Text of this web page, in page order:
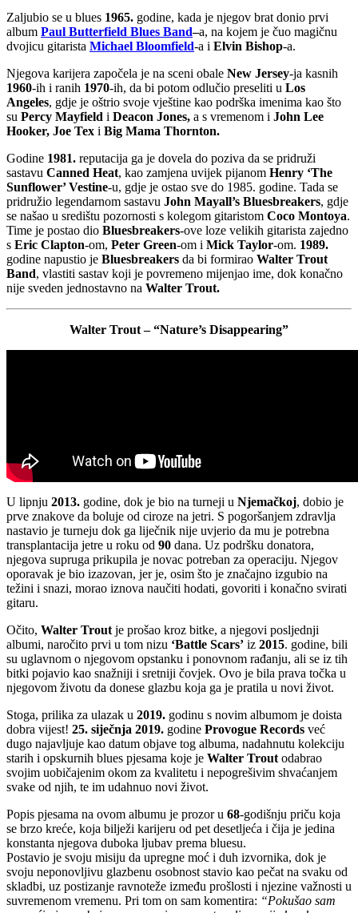
Zaljubio se u blues 1965. godine, kada je njegov brat donio prvi
album Paul Butterfield Blues Band–a, na kojem je čuo magičnu
dvojicu gitarista Michael Bloomfield-a i Elvin Bishop-a.
Njegova karijera započela je na sceni obale New Jersey-ja kasnih
1960-ih i ranih 1970-ih, da bi potom odlučio preseliti u Los
Angeles, gdje je oštrio svoje vještine kao podrška imenima kao što
su Percy Mayfield i Deacon Jones, a s vremenom i John Lee
Hooker, Joe Tex i Big Mama Thornton.
Godine 1981. reputacija ga je dovela do poziva da se pridruži
sastavu Canned Heat, kao zamjena uvijek pijanom Henry ‘The
Sunflower’ Vestine-u, gdje je ostao sve do 1985. godine. Tada se
pridružio legendarnom sastavu John Mayall’s Bluesbreakers, gdje
se našao u središtu pozornosti s kolegom gitaristom Coco Montoya.
Time je postao dio Bluesbreakers-ove loze velikih gitarista zajedno
s Eric Clapton-om, Peter Green-om i Mick Taylor-om. 1989.
godine napustio je Bluesbreakers da bi formirao Walter Trout
Band, vlastiti sastav koji je povremeno mijenjao ime, dok konačno
nije sveden jednostavno na Walter Trout.
Walter Trout – “Nature’s Disappearing”
U lipnju 2013. godine, dok je bio na turneji u Njemačkoj, dobio je
prve znakove da boluje od ciroze na jetri. S pogoršanjem zdravlja
nastavio je turneju dok ga liječnik nije uvjerio da mu je potrebna
transplantacija jetre u roku od 90 dana. Uz podršku donatora,
njegova supruga prikupila je novac potreban za operaciju. Njegov
oporavak je bio izazovan, jer je, osim što je značajno izgubio na
težini i snazi, morao iznova naučiti hodati, govoriti i konačno svirati
gitaru.
Očito, Walter Trout je prošao kroz bitke, a njegovi posljednji
albumi, naročito prvi u tom nizu ‘Battle Scars’ iz 2015. godine, bili
su uglavnom o njegovom opstanku i ponovnom rađanju, ali se iz tih
bitki pojavio kao snažniji i sretniji čovjek. Ovo je bila prava točka u
njegovom životu da donese glazbu koja ga je pratila u novi život.
Stoga, prilika za ulazak u 2019. godinu s novim albumom je doista
dobra vijest! 25. siječnja 2019. godine Provogue Records već
dugo najavljuje kao datum objave tog albuma, nadahnutu kolekciju
starih i opskurnih blues pjesama koje je Walter Trout odabrao
svojim uobičajenim okom za kvalitetu i nepogrešivim shvaćanjem
svake od njih, te im udahnuo novi život.
Popis pjesama na ovom albumu je prozor u 68-godišnju priču koja
se brzo kreće, koja bilježi karijeru od pet desetljeća i čija je jedina
konstanta njegova duboka ljubav prema bluesu.
Postavio je svoju misiju da upregne moć i duh izvornika, dok je
svoju neponovljivu glazbenu osobnost stavio kao pečat na svaku od
skladbi, uz postizanje ravnoteže između prošlosti i njezine važnosti u
suvremenom vremenu. Pri tom on sam komentira: “Pokušao sam